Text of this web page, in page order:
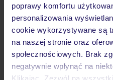
poprawy komfortu
personalizowania
cookie wykorzystywane są
na naszej stronie oraz
społecznościowych. Brak
negatywnie wpłynąć na
Klikając „Zezwól na
Opinie
Pokoje